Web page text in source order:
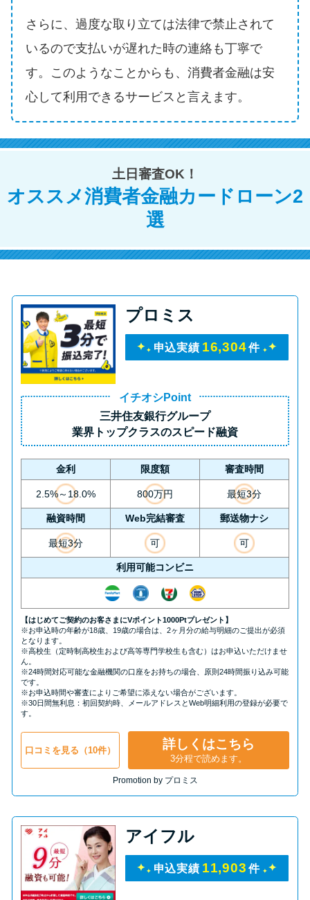
年収が低い＆他社借入があると
落ちる？バンクイックの口コミ
合わせ先とシーン別の問い合わ
せ方法
さらに、過度な取り立ては法律で禁止されて
いるので支払いが遅れた時の連絡も丁寧で
す。このようなことからも、消費者金融は安
心して利用できるサービスと言えます。
土日審査OK！
オススメ消費者金融カードローン2
選
プロミス
申込実績 16,304 件
イチオシPoint
三井住友銀行グループ
業界トップクラスのスピード融資
金利 限度額 審査時間
2.5%～18.0% 800万円 最短3分
融資時間 Web完結審査 郵送物ナシ
最短3分 可 可
利用可能コンビニ
【はじめてご契約のお客さまにVポイント1000Ptプレゼント】
※お申込時の年齢が18歳、19歳の場合は、2ヶ月分の給与明細のご提出が必須
となります。
※高校生（定時制高校生および高等専門学校生も含む）はお申込いただけませ
ん。
※24時間対応可能な金融機関の口座をお持ちの場合、原則24時間振り込み可能
です。
※お申込時間や審査によりご希望に添えない場合がございます。
※30日間無利息：初回契約時、メールアドレスとWeb明細利用の登録が必要で
す。
口コミを見る（10件） 詳しくはこちら
3分程で読めます。
Promotion by プロミス
アイフル
申込実績 11,903 件